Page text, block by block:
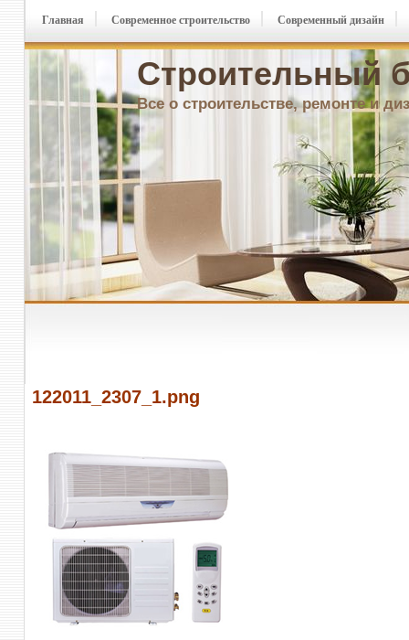
Строительный
Все о строительстве, ремонте и
Главная Современное строительство Современный дизайн
122011_2307_1.png